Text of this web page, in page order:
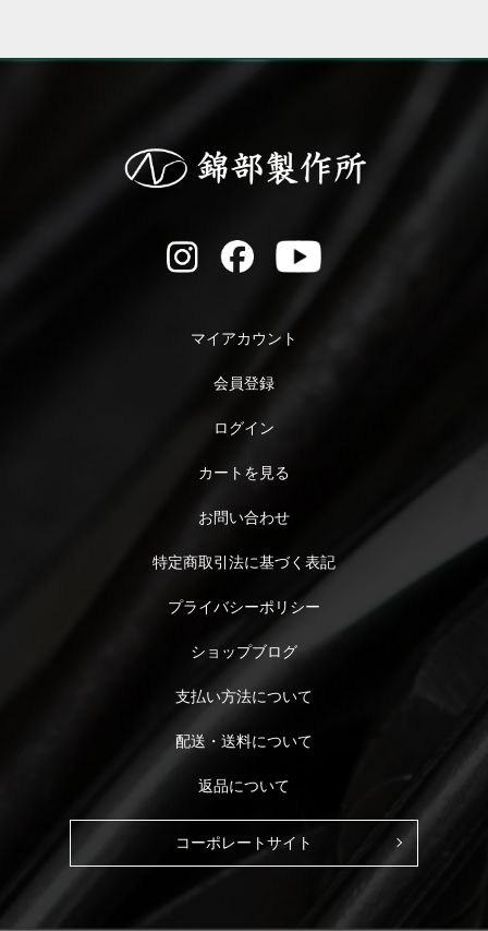
マイアカウント
会員登録
ログイン
カートを見る
お問い合わせ
特定商取引法に基づく表記
プライバシーポリシー
ショップブログ
支払い方法について
配送・送料について
返品について
コーポレートサイト